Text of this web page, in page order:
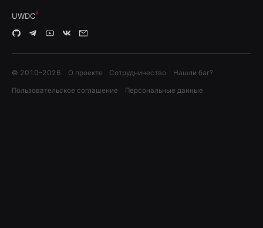
UWDC
© 2010–2026 О проекте Сотрудничество Нашли баг?
Пользовательское соглашение Персональные данные